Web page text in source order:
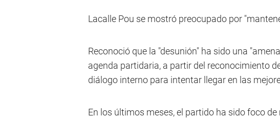
Lacalle Pou se mostró preocupado por
Reconoció que la "desunión" ha sido una
agenda partidaria, a partir del reconocimiento
diálogo interno para intentar llegar en las
En los últimos meses, el partido ha sido foco